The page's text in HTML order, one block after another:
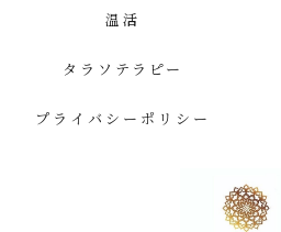
温活
タラソテラピー
プライバシーポリシー